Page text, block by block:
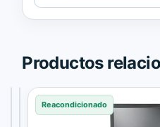
de
Productos
Reacondicionado
Reacondicionado
Reacondicionado